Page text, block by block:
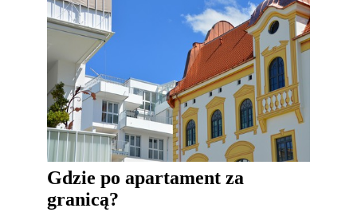
Gdzie po apartament za
granicą?